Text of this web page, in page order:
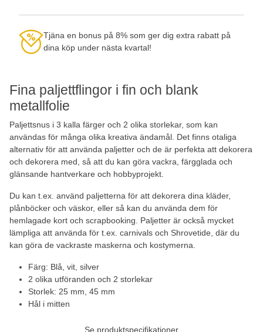
Fina paljettflingor i fin och blank
metallfolie
Paljettsnus i 3 kalla färger och 2 olika storlekar, som kan
användas för många olika kreativa ändamål. Det finns otaliga
alternativ för att använda paljetter och de är perfekta att dekorera
och dekorera med, så att du kan göra vackra, färgglada och
glänsande hantverkare och hobbyprojekt.
Du kan t.ex. använd paljetterna för att dekorera dina kläder,
plånböcker och väskor, eller så kan du använda dem för
hemlagade kort och scrapbooking. Paljetter är också mycket
lämpliga att använda för t.ex. carnivals och Shrovetide, där du
kan göra de vackraste maskerna och kostymerna.
Färg: Blå, vit, silver
2 olika utföranden och 2 storlekar
Storlek: 25 mm, 45 mm
Hål i mitten
Se produktspecifikationer
Tjäna en bonus på 8% som ger dig extra rabatt på
dina köp under nästa kvartal!